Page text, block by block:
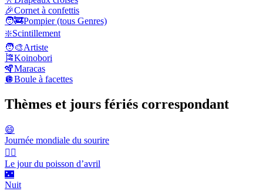
🎉Cornet à confettis
🧑‍🚒Pompier (tous Genres)
❇️Scintillement
🧑‍🎨Artiste
🎏Koinobori
🪇Maracas
🪩Boule à facettes
Thèmes et jours fériés correspondant
😄
Journée mondiale du sourire
🙆‍♂️
Le jour du poisson d’avril
🌃
Nuit